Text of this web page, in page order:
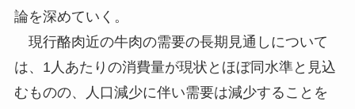
論を深めていく。
現行酪肉近の牛肉の需要の長期見通しについて
は、1人あたりの消費量が現状とほぼ同水準と見込
むものの、人口減少に伴い需要は減少することを